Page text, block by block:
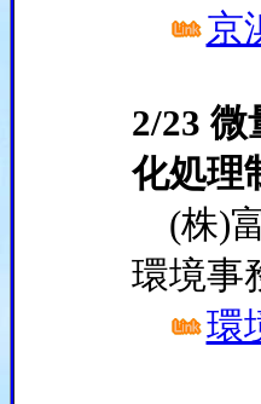
京
2/23
化処理
(株)
環境事
環